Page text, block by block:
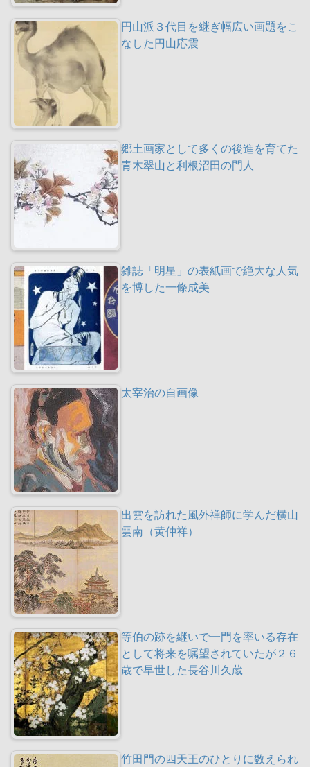
円山派３代目を継ぎ幅広い画題をこ
なした円山応震
郷土画家として多くの後進を育てた
青木翠山と利根沼田の門人
雑誌「明星」の表紙画で絶大な人気
を博した一條成美
太宰治の自画像
出雲を訪れた風外禅師に学んだ横山
雲南（黄仲祥）
等伯の跡を継いで一門を率いる存在
として将来を嘱望されていたが２６
歳で早世した長谷川久蔵
竹田門の四天王のひとりに数えられ